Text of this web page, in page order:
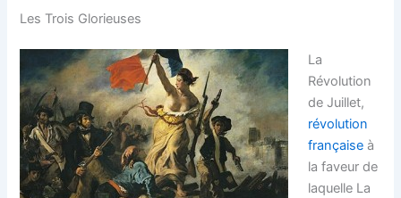
Les Trois Glorieuses
La
Révolution
de Juillet,
révolution
française à
la faveur de
laquelle La